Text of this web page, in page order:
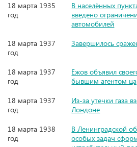
18 марта 1935
год
В населённых
введено
автомобилей
18 марта 1937
год
Завершилось
18 марта 1937
год
Ежов объявил
бывшим агентом
18 марта 1937
год
Из-за утечки газа
Лондоне
18 марта 1938
год
В Ленинградской
особых задач